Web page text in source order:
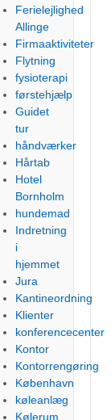
Ferielejlighed
Allinge
Firmaaktiviteter
Flytning
fysioterapi
førstehjælp
Guidet
tur
håndværker
Hårtab
Hotel
Bornholm
hundemad
Indretning
i
hjemmet
Jura
Kantineordning
Klienter
konferencecenter
Kontor
Kontorrengøring
København
køleanlæg
Kølerum